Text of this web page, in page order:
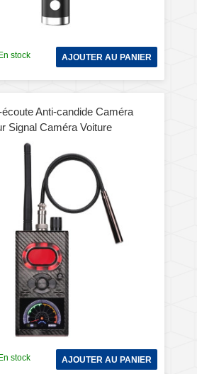
En stock AJOUTER AU PANIER
écoute Anti-candide Caméra
Signal Caméra Voiture
Détecteur
En stock AJOUTER AU PANIER